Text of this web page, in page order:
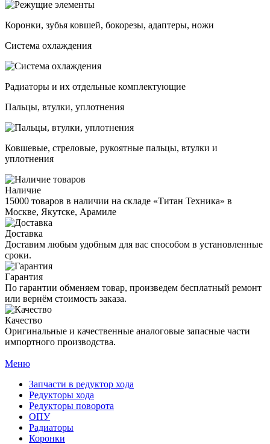
Коронки, зубья ковшей, бокорезы, адаптеры, ножи
Система охлаждения
Радиаторы и их отдельные комплектующие
Пальцы, втулки, уплотнения
Ковшевые, стреловые, рукоятные пальцы, втулки и
уплотнения
Наличие
15000 товаров в наличии на складе «Титан Техника» в
Москве, Якутске, Арамиле
Доставка
Доставим любым удобным для вас способом в установленные
сроки.
Гарантия
По гарантии обменяем товар, произведем бесплатный ремонт
или вернём стоимость заказа.
Качество
Оригинальные и качественные аналоговые запасные части
импортного производства.
Меню
Запчасти в редуктор хода
Редукторы хода
Редукторы поворота
ОПУ
Радиаторы
Коронки